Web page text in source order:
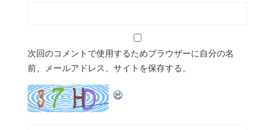
次回のコメントで使用するためブラウザーに自分の名
前、メールアドレス、サイトを保存する。